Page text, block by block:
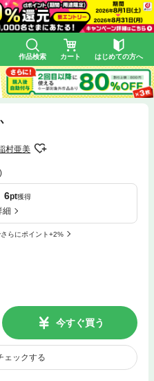
作品検索 カート はじめての方へ
村亜美
6pt獲得
細
らにポイント+2%
今すぐ買う
ェックする